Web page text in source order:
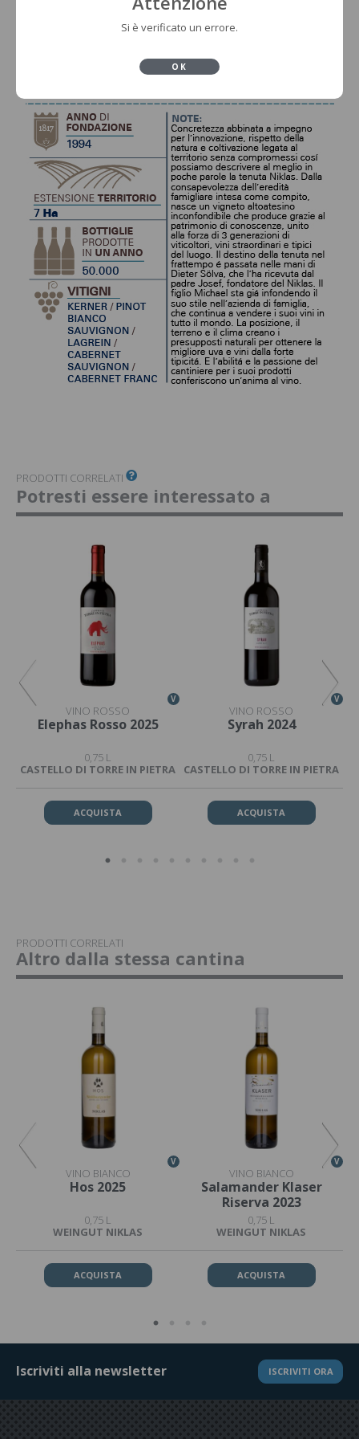
PRODOTTI CORRELATI
Potresti essere interessato a
V
VINO ROSSO
Elephas Rosso 2025
0,75 L
CASTELLO DI TORRE IN PIETRA
ACQUISTA
V
VINO ROSSO
Syrah 2024
0,75 L
CASTELLO DI TORRE IN PIETRA
ACQUISTA
PRODOTTI CORRELATI
Altro dalla stessa cantina
V
VINO BIANCO
Hos 2025
0,75 L
WEINGUT NIKLAS
ACQUISTA
V
VINO BIANCO
Salamander Klaser
Riserva 2023
0,75 L
WEINGUT NIKLAS
ACQUISTA
Iscriviti alla newsletter ISCRIVITI ORA
Si è verificato un errore.
OK